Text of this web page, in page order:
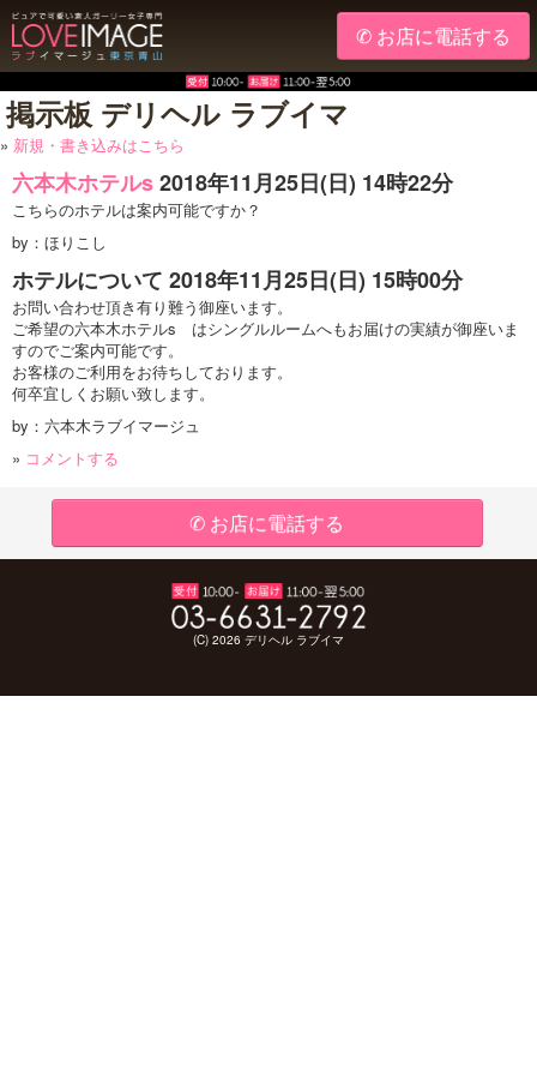
✆ お店に電話する
掲示板 デリヘル ラブイマ
» 新規・書き込みはこちら
六本木ホテルs2018年11月25日(日) 14時22分
こちらのホテルは案内可能ですか？
by：ほりこし
ホテルについて 2018年11月25日(日) 15時00分
お問い合わせ頂き有り難う御座います。
ご希望の六本木ホテルs はシングルルームへもお届けの実績が御座いま
すのでご案内可能です。
お客様のご利用をお待ちしております。
何卒宜しくお願い致します。
by：六本木ラブイマージュ
» コメントする
✆ お店に電話する
(C) 2026 デリヘル ラブイマ